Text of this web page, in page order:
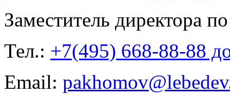
Заместитель директора
Тел.: +7(495) 668-88-88
Email: